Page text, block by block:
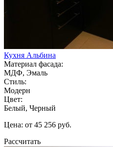
Кухня Альбина
Материал фасада:
МДФ, Эмаль
Стиль:
Модерн
Цвет:
Белый, Черный
Цена: от 45 256 руб.
Рассчитать